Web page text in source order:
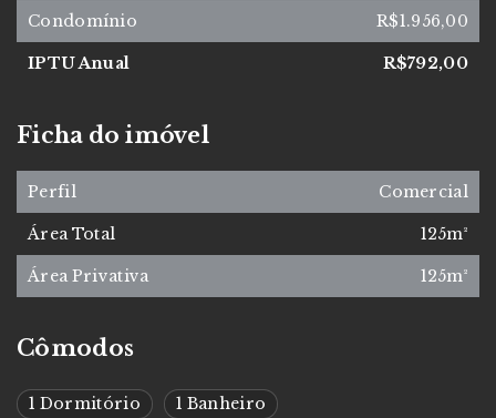
Cômodos
1 Dormitório 1 Banheiro
Condomínio R$1.956,00
IPTU Anual R$792,00
Ficha do imóvel
Perfil Comercial
Área Total 125m²
Área Privativa 125m²